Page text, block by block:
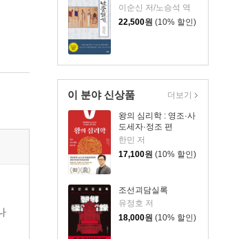
이순신 저/노승석 역
22,500원 (10% 할인)
이 분야 신상품
왕의 심리학 : 영조·사
도세자·정조 편
한민 저
17,100원 (10% 할인)
조선괴담실록
유정호 저
18,000원 (10% 할인)
더보기